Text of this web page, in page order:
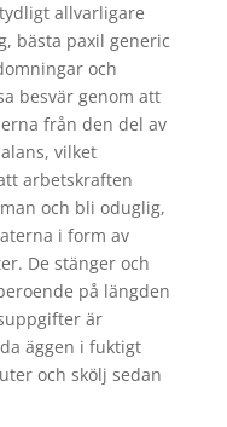
allvarligare
bästa paxil generic
och
besvär genom att
från den del av
vilket
arbetskraften
och bli oduglig,
i form av
De stänger och
på längden
är
äggen i fuktigt
och skölj sedan